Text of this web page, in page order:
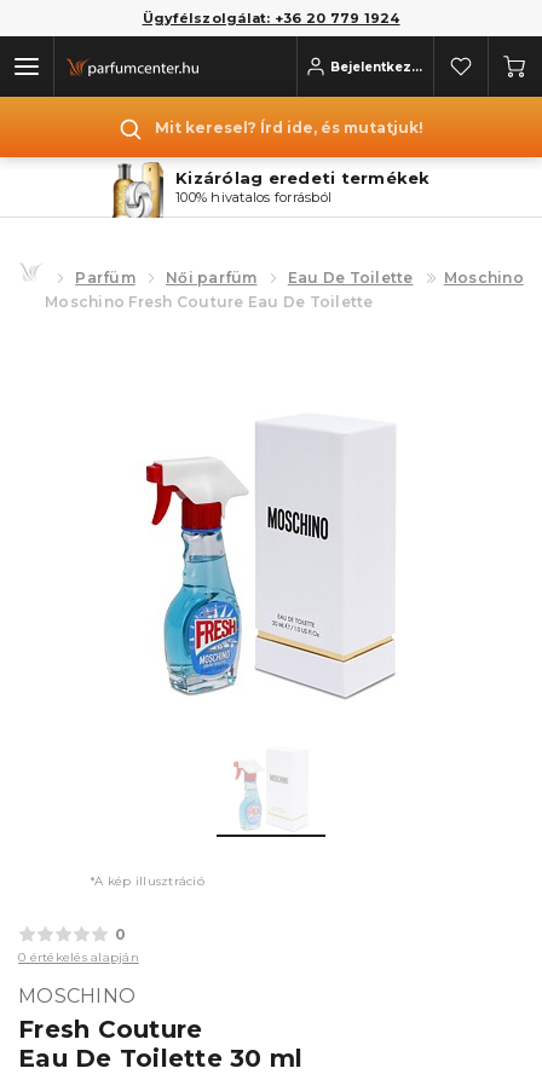
Ügyfélszolgálat: +36 20 779 1924
Bejelentkezés
Mit keresel? Írd ide, és mutatjuk!
Kizárólag eredeti termékek
100% hivatalos forrásból
Parfüm Női parfüm Eau De Toilette
Moschino
Moschino Fresh Couture Eau De Toilette
*A kép illusztráció
0
0 értékelés alapján
MOSCHINO
Fresh Couture
Eau De Toilette 30 ml